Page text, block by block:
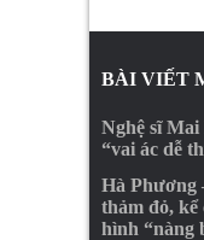
BÀI VIẾT
Nghệ sĩ
“vai ác dễ
Hà Phương
thảm đỏ, kể
hình “nàng